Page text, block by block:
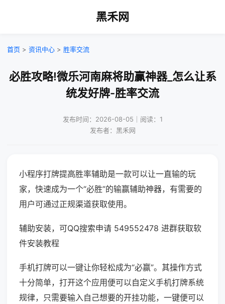
黑禾网
首页 > 资讯中心 > 胜率交流
必胜攻略!微乐河南麻将助赢神器_怎么让系
统发好牌-胜率交流
发布时间：2026-08-05｜阅读：1
发布者：黑禾网
小程序打牌提高胜率辅助是一款可以让一直输的玩
家，快速成为一个“必胜”的输赢辅助神器，有需要的
用户可通过正规渠道获取使用。
辅助安装，可QQ搜索申请 549552478 进群获取软
件安装教程
手机打牌可以一键让你轻松成为“必赢”。其操作方式
十分简单，打开这个应用便可以自定义手机打牌系统
规律，只需要输入自己想要的开挂功能，一键便可以